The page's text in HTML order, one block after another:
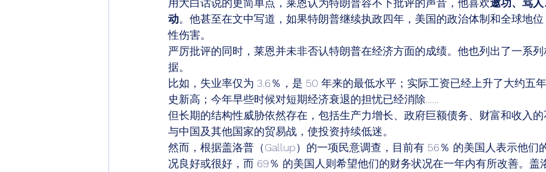
动。他甚至在文中写道，如果特朗普继续执政四年，美国的政治体制和全球地位
性伤害。
严厉批评的同时，莱恩并未非否认特朗普在经济方面的成绩。他也列出了一系
据。
比如，失业率仅为 3.6％，是 50 年来的最低水平；实际工资已经上升了大约五
史新高；今年早些时候对短期经济衰退的担忧已经消除……
但长期的结构性威胁依然存在，包括生产力增长、政府巨额债务、财富和收入的
与中国及其他国家的贸易战，使投资持续低迷。
然而，根据盖洛普（Gallup）的一项民意调查，目前有 56％ 的美国人表示他们
况良好或很好，而 69％ 的美国人则希望他们的财务状况在一年内有所改善。盖